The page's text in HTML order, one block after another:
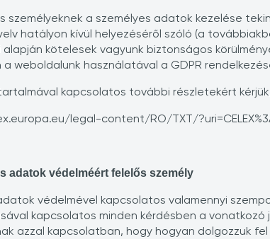
személyeknek a személyes adatok kezelése
hatályon kívül helyezéséről szóló (a
alapján kötelesek vagyunk biztonságos
a weboldalunk használatával a GDPR
kapcsolatos további részletekért
legal-content/RO/TXT/
adatok védelméért felelős személy
védelmével kapcsolatos valamennyi
kapcsolatos minden kérdésben a
azzal kapcsolatban, hogy hogyan dolgozzuk